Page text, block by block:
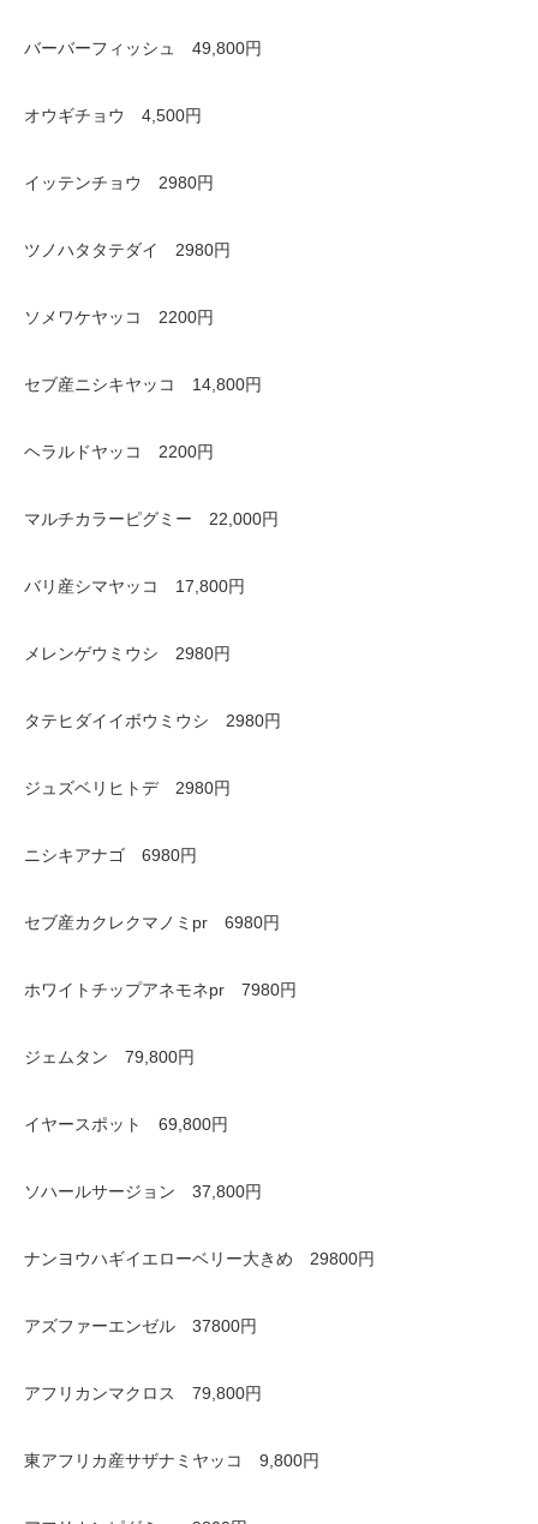
バーバーフィッシュ 49,800円
オウギチョウ 4,500円
イッテンチョウ 2980円
ツノハタタテダイ 2980円
ソメワケヤッコ 2200円
セブ産ニシキヤッコ 14,800円
ヘラルドヤッコ 2200円
マルチカラーピグミー 22,000円
バリ産シマヤッコ 17,800円
メレンゲウミウシ 2980円
タテヒダイイボウミウシ 2980円
ジュズベリヒトデ 2980円
ニシキアナゴ 6980円
セブ産カクレクマノミpr 6980円
ホワイトチップアネモネpr 7980円
ジェムタン 79,800円
イヤースポット 69,800円
ソハールサージョン 37,800円
ナンヨウハギイエローベリー大きめ 29800円
アズファーエンゼル 37800円
アフリカンマクロス 79,800円
東アフリカ産サザナミヤッコ 9,800円